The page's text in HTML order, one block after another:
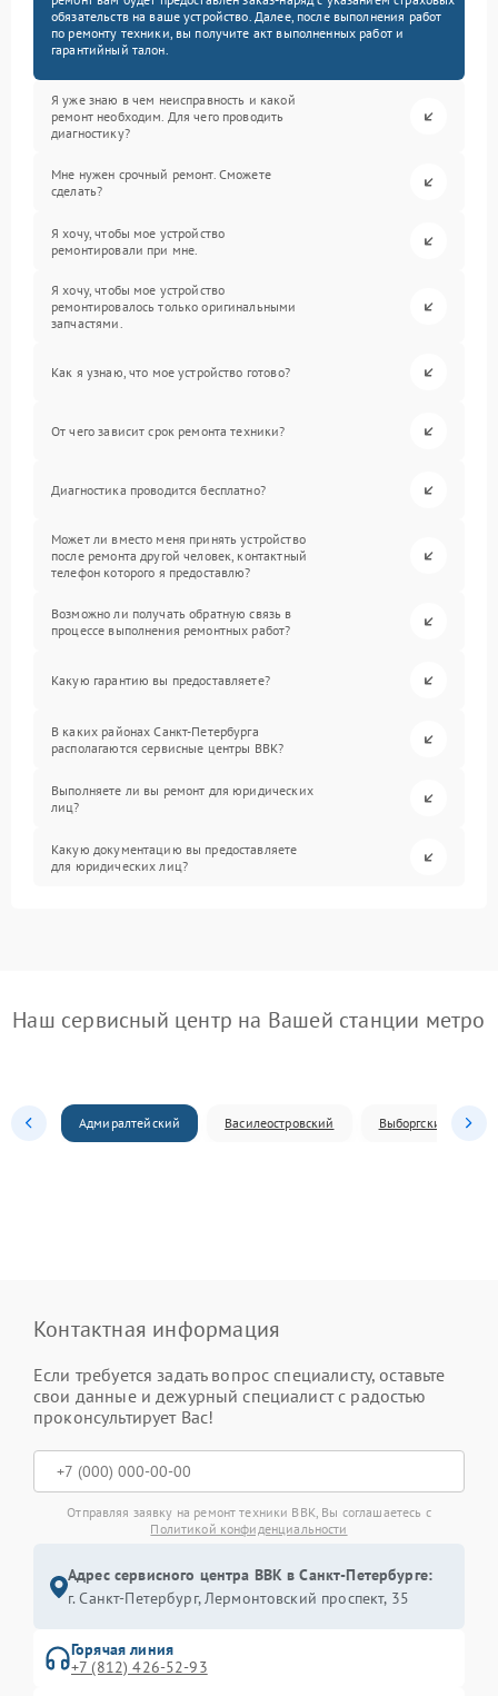
обязательств на ваше устройство. Далее, после выполнения работ
по ремонту техники, вы получите акт выполненных работ и
гарантийный талон.
Я уже знаю в чем неисправность и какой
ремонт необходим. Для чего проводить
диагностику?
Мне нужен срочный ремонт. Сможете
сделать?
Я хочу, чтобы мое устройство
ремонтировали при мне.
Я хочу, чтобы мое устройство
ремонтировалось только оригинальными
запчастями.
Как я узнаю, что мое устройство готово?
От чего зависит срок ремонта техники?
Диагностика проводится бесплатно?
Может ли вместо меня принять устройство
после ремонта другой человек, контактный
телефон которого я предоставлю?
Возможно ли получать обратную связь в
процессе выполнения ремонтных работ?
Какую гарантию вы предоставляете?
В каких районах Санкт-Петербурга
располагаются сервисные центры BBK?
Выполняете ли вы ремонт для юридических
лиц?
Какую документацию вы предоставляете
для юридических лиц?
Наш сервисный центр на Вашей станции метро
Адмиралтейский Василеостровский Выборгский
Контактная информация
Если требуется задать вопрос специалисту, оставьте
свои данные и дежурный специалист с радостью
проконсультирует Вас!
Отправляя заявку на ремонт техники BBK, Вы соглашаетесь с
Политикой конфиденциальности
Адрес сервисного центра BBK в Санкт-Петербурге:
г. Санкт-Петербург, Лермонтовский проспект, 35
Горячая линия
+7 (812) 426-52-93